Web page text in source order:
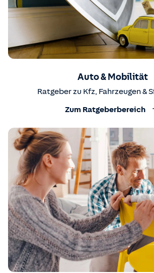
Auto & Mobilität
Ratgeber zu Kfz, Fahrzeugen &
Zum Ratgeberbereich